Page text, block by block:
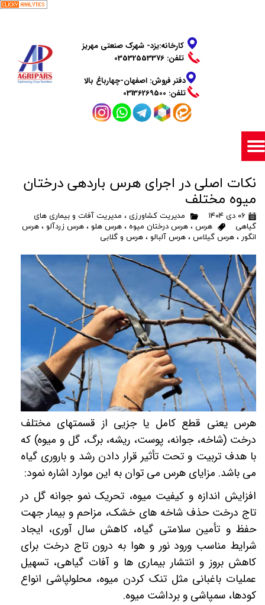
دفتر فروش: اصفهان-چهارباغ بالا
​​​​​​​تلفن: 03136269500
​​​​​​​کارخانه:یزد- شهرک صنعتی مهریز
تلفن: 03532553376
نکات اصلی در اجرای هرس باردهی درختان
میوه مختلف
۰۶ دی ۱۴۰۴ مدیریت کشاورزی ، مدیریت آفات و بیماری های
گیاهی
هرس ، هرس درختان میوه ، هرس هلو ، هرس زردآلو ، هرس
انگور ، هرس گیلاس ، هرس آلبالو ، هرس و گلابی
هرس یعنی قطع کامل یا جزیی از قسمتهای مختلف
درخت (شاخه، جوانه، پوست، ریشه، برگ، گل و میوه) که
با هدف تربیت و تحت تأثیر قرار دادن رشد و باروری گیاه
می باشد. مزایای هرس می توان به این موارد اشاره نمود:
افزایش اندازه و کیفیت میوه، تحریک نمو جوانه گل در
تاج درخت حذف شاخه های خشک، مزاحم و بیمار جهت
حفظ و تأمین سلامتی گیاه، کاهش سال آوری، ایجاد
شرایط مناسب ورود نور و هوا به درون تاج درخت برای
کاهش بروز و انتشار بیماری ها و آفات گیاهی، تسهیل
عملیات باغبانی مثل تنک کردن میوه، محلولپاشی انواع
کودها، سمپاشی و برداشت میوه.